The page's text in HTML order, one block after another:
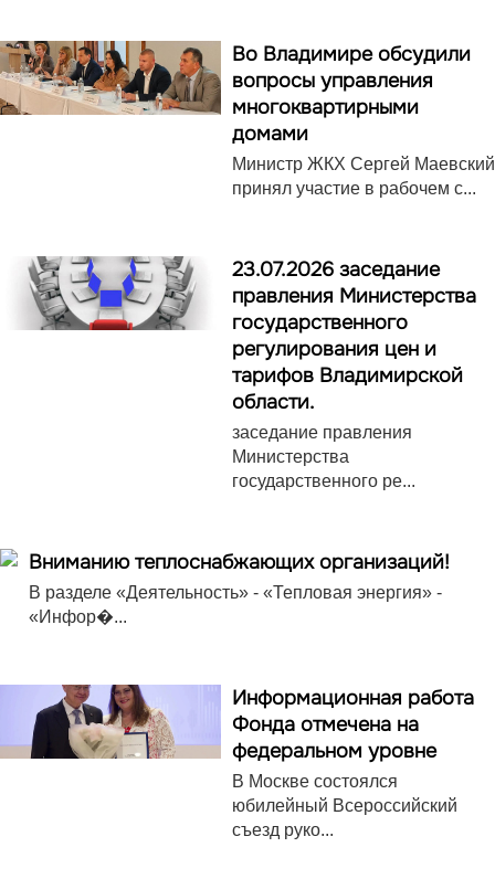
Во Владимире обсудили
вопросы управления
многоквартирными
домами
Министр ЖКХ Сергей Маевский
принял участие в рабочем с...
23.07.2026 заседание
правления Министерства
государственного
регулирования цен и
тарифов Владимирской
области.
заседание правления
Министерства
государственного ре...
Вниманию теплоснабжающих организаций!
В разделе «Деятельность» - «Тепловая энергия» -
«Инфор�...
Информационная работа
Фонда отмечена на
федеральном уровне
В Москве состоялся
юбилейный Всероссийский
съезд руко...